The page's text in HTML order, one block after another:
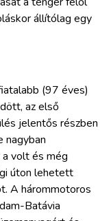
állítólag egy
(97 éves)
az első
jelentős részben
nagyban
volt és még
úton lehetett
A hárommotoros
Batávia